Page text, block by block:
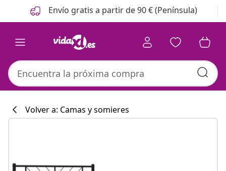
Anterior
Siguiente Envío gratis a partir de 90 € (Península)
Volver a: Camas y somieres